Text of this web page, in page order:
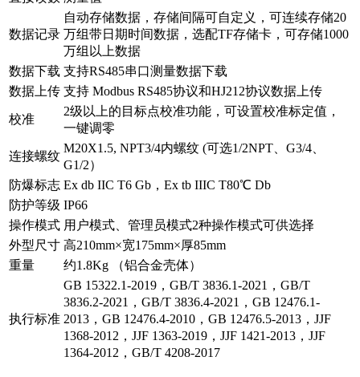
数据记录
自动存储数据，存储间隔可自定义，可连续存储20
万组带日期时间数据，选配TF存储卡，可存储1000
万组以上数据
数据下载 支持RS485串口测量数据下载
数据上传 支持 Modbus RS485协议和HJ212协议数据上传
校准
2级以上的目标点校准功能，可设置校准标定值，
一键调零
连接螺纹
M20X1.5, NPT3/4内螺纹 (可选1/2NPT、G3/4、
G1/2）
防爆标志 Ex db IIC T6 Gb，Ex tb IIIC T80℃ Db
防护等级 IP66
操作模式 用户模式、管理员模式2种操作模式可供选择
外型尺寸 高210mm×宽175mm×厚85mm
重量
约1.8Kg （铝合金壳体）
执行标准
GB 15322.1-2019，GB/T 3836.1-2021，GB/T
3836.2-2021，GB/T 3836.4-2021，GB 12476.1-
2013，GB 12476.4-2010，GB 12476.5-2013，JJF
1368-2012，JJF 1363-2019，JJF 1421-2013，JJF
1364-2012，GB/T 4208-2017